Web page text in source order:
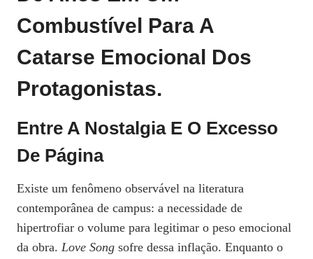
Combustível Para A
Catarse Emocional Dos
Protagonistas.
Entre A Nostalgia E O Excesso
De Página
Existe um fenômeno observável na literatura
contemporânea de campus: a necessidade de
hipertrofiar o volume para legitimar o peso emocional
da obra. Love Song sofre dessa inflação. Enquanto o